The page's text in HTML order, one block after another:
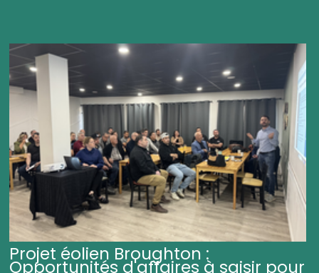
Projet éolien Broughton :
Opportunités d'affaires à saisir pour